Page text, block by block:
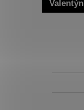
Valentýn